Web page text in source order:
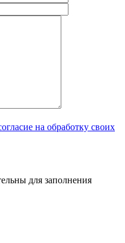
на обработку своих
для заполнения